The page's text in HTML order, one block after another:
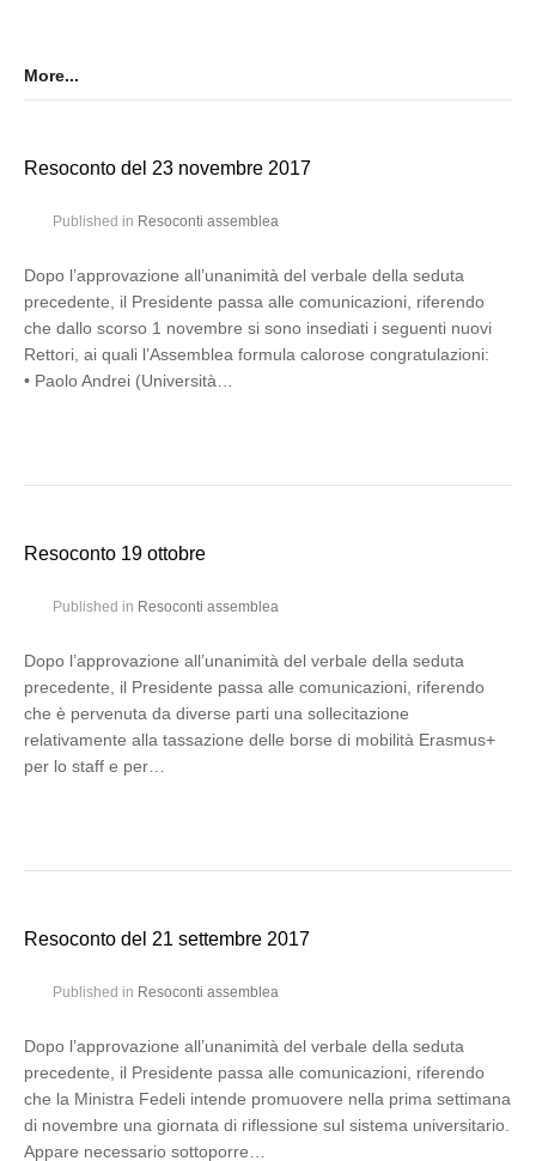
More...
Resoconto del 23 novembre 2017
Published in Resoconti assemblea
Dopo l’approvazione all’unanimità del verbale della seduta
precedente, il Presidente passa alle comunicazioni, riferendo
che dallo scorso 1 novembre si sono insediati i seguenti nuovi
Rettori, ai quali l’Assemblea formula calorose congratulazioni:
• Paolo Andrei (Università…
Resoconto 19 ottobre
Published in Resoconti assemblea
Dopo l’approvazione all’unanimità del verbale della seduta
precedente, il Presidente passa alle comunicazioni, riferendo
che è pervenuta da diverse parti una sollecitazione
relativamente alla tassazione delle borse di mobilità Erasmus+
per lo staff e per…
Resoconto del 21 settembre 2017
Published in Resoconti assemblea
Dopo l’approvazione all’unanimità del verbale della seduta
precedente, il Presidente passa alle comunicazioni, riferendo
che la Ministra Fedeli intende promuovere nella prima settimana
di novembre una giornata di riflessione sul sistema universitario.
Appare necessario sottoporre…